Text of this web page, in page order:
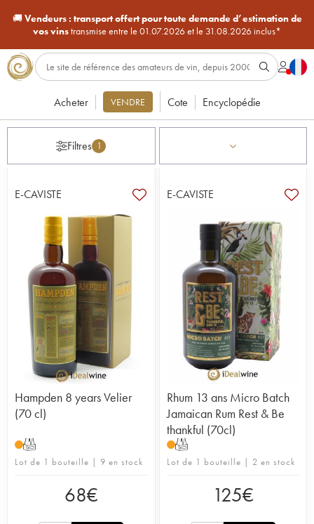
🚚Vendeurs : transport offert pour toute demande d’estimation de
vos vinstransmise entre le 01.07.2026 et le 31.08.2026 inclus*
Acheter VENDRE Cote Encyclopédie
Filtres 1
E-CAVISTE
Hampden 8 years Velier
(70 cl)
T
Lot de 1 bouteille | 9 en stock
68€
E-CAVISTE
Rhum 13 ans Micro Batch
Jamaican Rum Rest & Be
thankful (70cl)
T
Lot de 1 bouteille | 2 en stock
125€